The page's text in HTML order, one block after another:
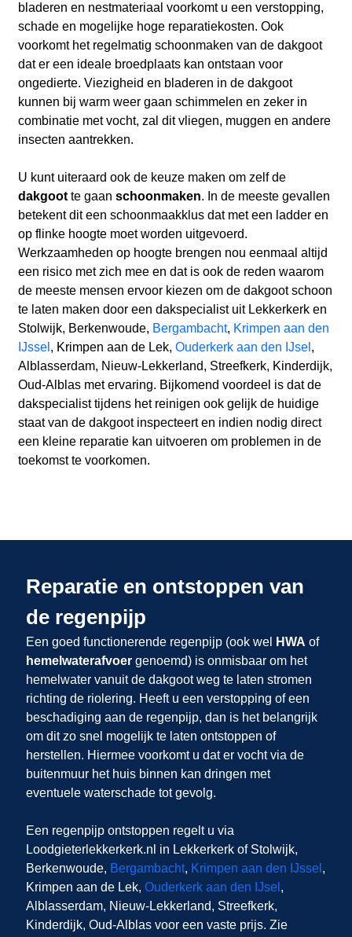
bladeren en nestmateriaal voorkomt u een verstopping,
schade en mogelijke hoge reparatiekosten. Ook
voorkomt het regelmatig schoonmaken van de dakgoot
dat er een ideale broedplaats kan ontstaan voor
ongedierte. Viezigheid en bladeren in de dakgoot
kunnen bij warm weer gaan schimmelen en zeker in
combinatie met vocht, zal dit vliegen, muggen en andere
insecten aantrekken.
U kunt uiteraard ook de keuze maken om zelf de
dakgootte gaan schoonmaken. In de meeste gevallen
betekent dit een schoonmaakklus dat met een ladder en
op flinke hoogte moet worden uitgevoerd.
Werkzaamheden op hoogte brengen nou eenmaal altijd
een risico met zich mee en dat is ook de reden waarom
de meeste mensen ervoor kiezen om de dakgoot schoon
te laten maken door een dakspecialist uit Lekkerkerk en
Stolwijk, Berkenwoude, Bergambacht, Krimpen aan den
IJssel , Krimpen aan de Lek, Ouderkerk aan den IJsel ,
Alblasserdam, Nieuw-Lekkerland, Streefkerk, Kinderdijk,
Oud-Alblas met ervaring. Bijkomend voordeel is dat de
dakspecialist tijdens het reinigen ook gelijk de huidige
staat van de dakgoot inspecteert en indien nodig direct
een kleine reparatie kan uitvoeren om problemen in de
toekomst te voorkomen.
Reparatie en ontstoppen van
de regenpijp
Een goed functionerende regenpijp (ook wel HWA of
hemelwaterafvoergenoemd) is onmisbaar om het
hemelwater vanuit de dakgoot weg te laten stromen
richting de riolering. Heeft u een verstopping of een
beschadiging aan de regenpijp, dan is het belangrijk
om dit zo snel mogelijk te laten ontstoppen of
herstellen. Hiermee voorkomt u dat er vocht via de
buitenmuur het huis binnen kan dringen met
eventuele waterschade tot gevolg.
Een regenpijp ontstoppen regelt u via
Loodgieterlekkerkerk.nl in Lekkerkerk of Stolwijk,
Berkenwoude, Bergambacht, Krimpen aan den IJssel ,
Krimpen aan de Lek, Ouderkerk aan den IJsel ,
Alblasserdam, Nieuw-Lekkerland, Streefkerk,
Kinderdijk, Oud-Alblas voor een vaste prijs. Zie